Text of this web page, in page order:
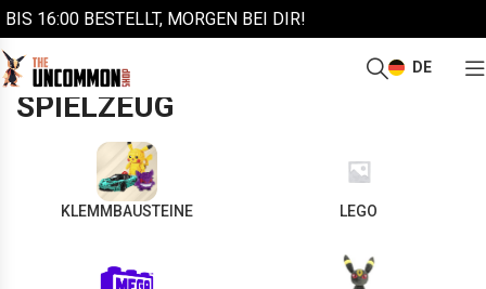
BIS 16:00 BESTELLT, MORGEN BEI DIR!
DE
Start/Spielzeug
SPIELZEUG
KLEMMBAUSTEINE LEGO